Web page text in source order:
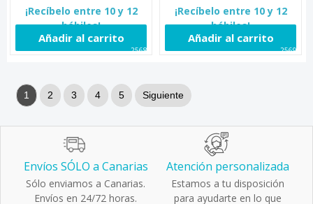
¡Recíbelo entre 10 y 12
hábiles!
Añadir al carrito
25689
¡Recíbelo entre 10 y 12
hábiles!
Añadir al carrito
25694
1 2 3 4 5 Siguiente
Envíos SÓLO a Canarias
Sólo enviamos a Canarias.
Envíos en 24/72 horas.
Atención personalizada
Estamos a tu disposición
para ayudarte en lo que